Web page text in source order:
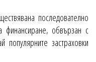
последователно
финансиране, обвързан с
застраховки